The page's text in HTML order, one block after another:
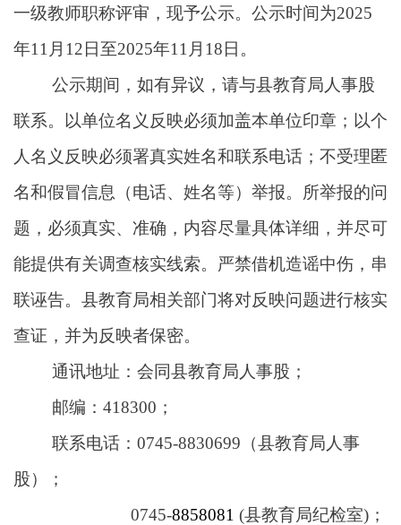
一级教师职称评审，现予公示。公示时间为2025
年1 1 月 12日至2025年1 1 月 18日。
公示期间，如有异议，请与县教育局人事股
联系。以单位名义反映必须加盖本单位印章；以个
人名义反映必须署真实姓名和联系电话；不受理匿
名和假冒信息（电话、姓名等）举报。所举报的问
题，必须真实、准确，内容尽量具体详细，并尽可
能提供有关调查核实线索。严禁借机造谣中伤，串
联诬告。县教育局相关部门将对反映问题进行核实
查证，并为反映者保密。
通讯地址：会同县教育局人事股；
邮编：418300；
联系电话：0745-8830699（县教育局人事
股）；
0745-8858081 (县教育局纪检室)；